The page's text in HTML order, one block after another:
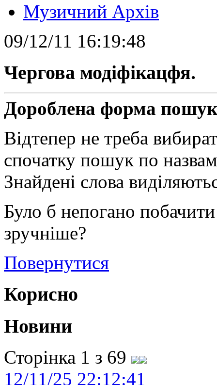
Музичний Архів
09/12/11 16:19:48
Чергова модіфікацфя.
Дороблена форма
Відтепер не треба
спочатку пошук по
Знайдені слова
Було б непогано
зручніше?
Повернутися
Корисно
Новини
Сторінка 1 з 69
12/11/25 22:12:41